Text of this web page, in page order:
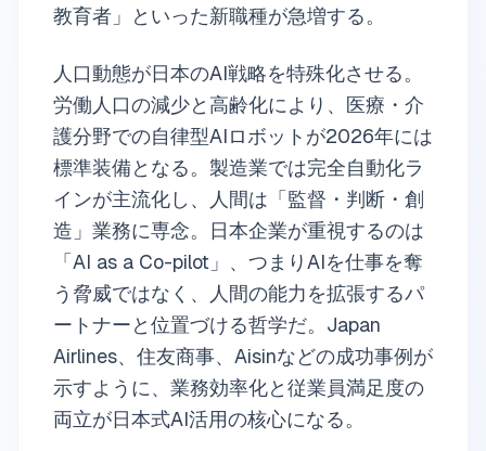
教育者」といった新職種が急増する。
人口動態が日本のAI戦略を特殊化させる。
労働人口の減少と高齢化により、医療・介
護分野での自律型AIロボットが2026年には
標準装備となる。製造業では完全自動化ラ
インが主流化し、人間は「監督・判断・創
造」業務に専念。日本企業が重視するのは
「AI as a Co-pilot」、つまりAIを仕事を奪
う脅威ではなく、人間の能力を拡張するパ
ートナーと位置づける哲学だ。Japan
Airlines、住友商事、Aisinなどの成功事例が
示すように、業務効率化と従業員満足度の
両立が日本式AI活用の核心になる。